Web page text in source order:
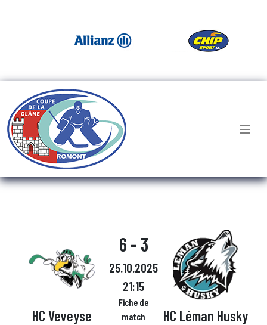
HC Veveyse
6 - 3
25.10.2025
21:15
Fiche de
match
HC Léman Husky